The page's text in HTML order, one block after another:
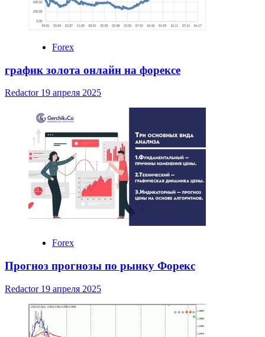
Forex
график золота онлайн на форексе
Redactor 19 апреля 2025
Forex
Прогноз прогнозы по рынку Форекс
Redactor 19 апреля 2025